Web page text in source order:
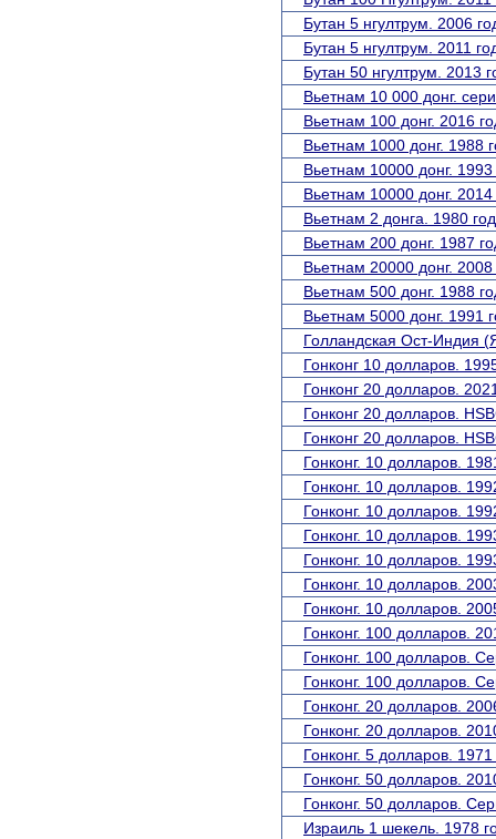
Бутан 5 нгултрум. 2006
Бутан 5 нгултрум. 2011
Бутан 50 нгултрум. 2013
Вьетнам 10 000 донг.
Вьетнам 100 донг. 2016
Вьетнам 1000 донг. 1988
Вьетнам 10000 донг. 1993
Вьетнам 10000 донг. 2014
Вьетнам 2 донга. 1980
Вьетнам 200 донг. 1987
Вьетнам 20000 донг. 2008
Вьетнам 500 донг. 1988
Вьетнам 5000 донг. 1991
Голландская Ост-Индия
Гонконг 10 долларов.
Гонконг 20 долларов.
Гонконг 20 долларов.
Гонконг 20 долларов.
Гонконг. 10 долларов.
Гонконг. 10 долларов.
Гонконг. 10 долларов.
Гонконг. 10 долларов.
Гонконг. 10 долларов.
Гонконг. 10 долларов.
Гонконг. 10 долларов.
Гонконг. 100 долларов.
Гонконг. 100 долларов.
Гонконг. 100 долларов.
Гонконг. 20 долларов.
Гонконг. 20 долларов.
Гонконг. 5 долларов.
Гонконг. 50 долларов.
Гонконг. 50 долларов.
Израиль 1 шекель. 1978